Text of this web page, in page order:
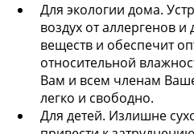
Для экологии дома.
воздух от аллергенов и
веществ и обеспечит
относительной
Вам и всем членам
легко и свободно.
Для детей. Излишне